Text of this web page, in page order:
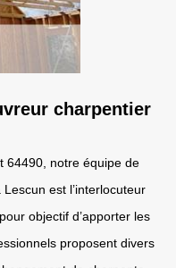
charpentier
64490, notre équipe de
est l’interlocuteur
objectif d’apporter les
proposent divers